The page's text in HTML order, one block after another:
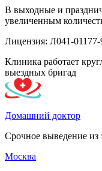
В выходные и
увеличенным
Лицензия: Л041-01177-
Клиника работает
выездных бригад
Домашний доктор
Срочное выведение из
Москва